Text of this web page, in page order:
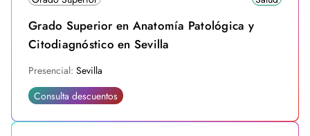
Grado Superior en Anatomía Patológica y
Citodiagnóstico en Sevilla
Presencial: Sevilla
Consulta descuentos